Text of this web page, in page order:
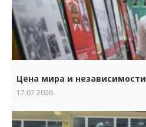
Цена мира и независимости
17.07.2026